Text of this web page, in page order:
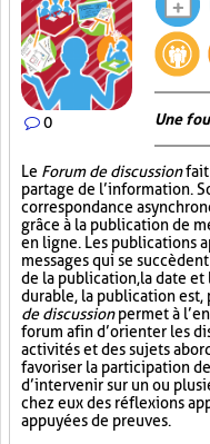
0 Une
Le Forum de discussionfait
partage de l’information.
correspondance
grâce à la publication de
en ligne. Les publications
messages qui se
de la publication, la date
durable, la publication est,
de discussionpermet à
forum afin d’orienter les
activités et des sujets
favoriser la participation
d’intervenir sur un ou
chez eux des réflexions
appuyées de preuves.